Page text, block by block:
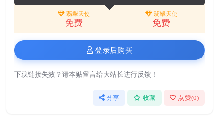
翡翠天使
免费
翡翠天使
免费
登录后购买
下载链接失效？请本贴留言给大站长进行反馈！
分享 收藏 点赞(0)